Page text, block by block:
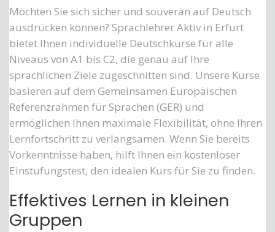
Möchten Sie sich sicher und souverän auf Deutsch
ausdrücken können? Sprachlehrer Aktiv in Erfurt
bietet Ihnen individuelle Deutschkurse für alle
Niveaus von A1 bis C2, die genau auf Ihre
sprachlichen Ziele zugeschnitten sind. Unsere Kurse
basieren auf dem Gemeinsamen Europäischen
Referenzrahmen für Sprachen (GER) und
ermöglichen Ihnen maximale Flexibilität, ohne Ihren
Lernfortschritt zu verlangsamen. Wenn Sie bereits
Vorkenntnisse haben, hilft Ihnen ein kostenloser
Einstufungstest, den idealen Kurs für Sie zu finden.
Effektives Lernen in kleinen
Gruppen